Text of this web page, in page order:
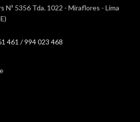
Nª 5356 Tda. 1022 - Miraflores - Lima
461 / 994 023 468